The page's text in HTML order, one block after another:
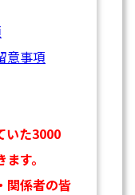
意事項
いた3000
す。
関係者の皆